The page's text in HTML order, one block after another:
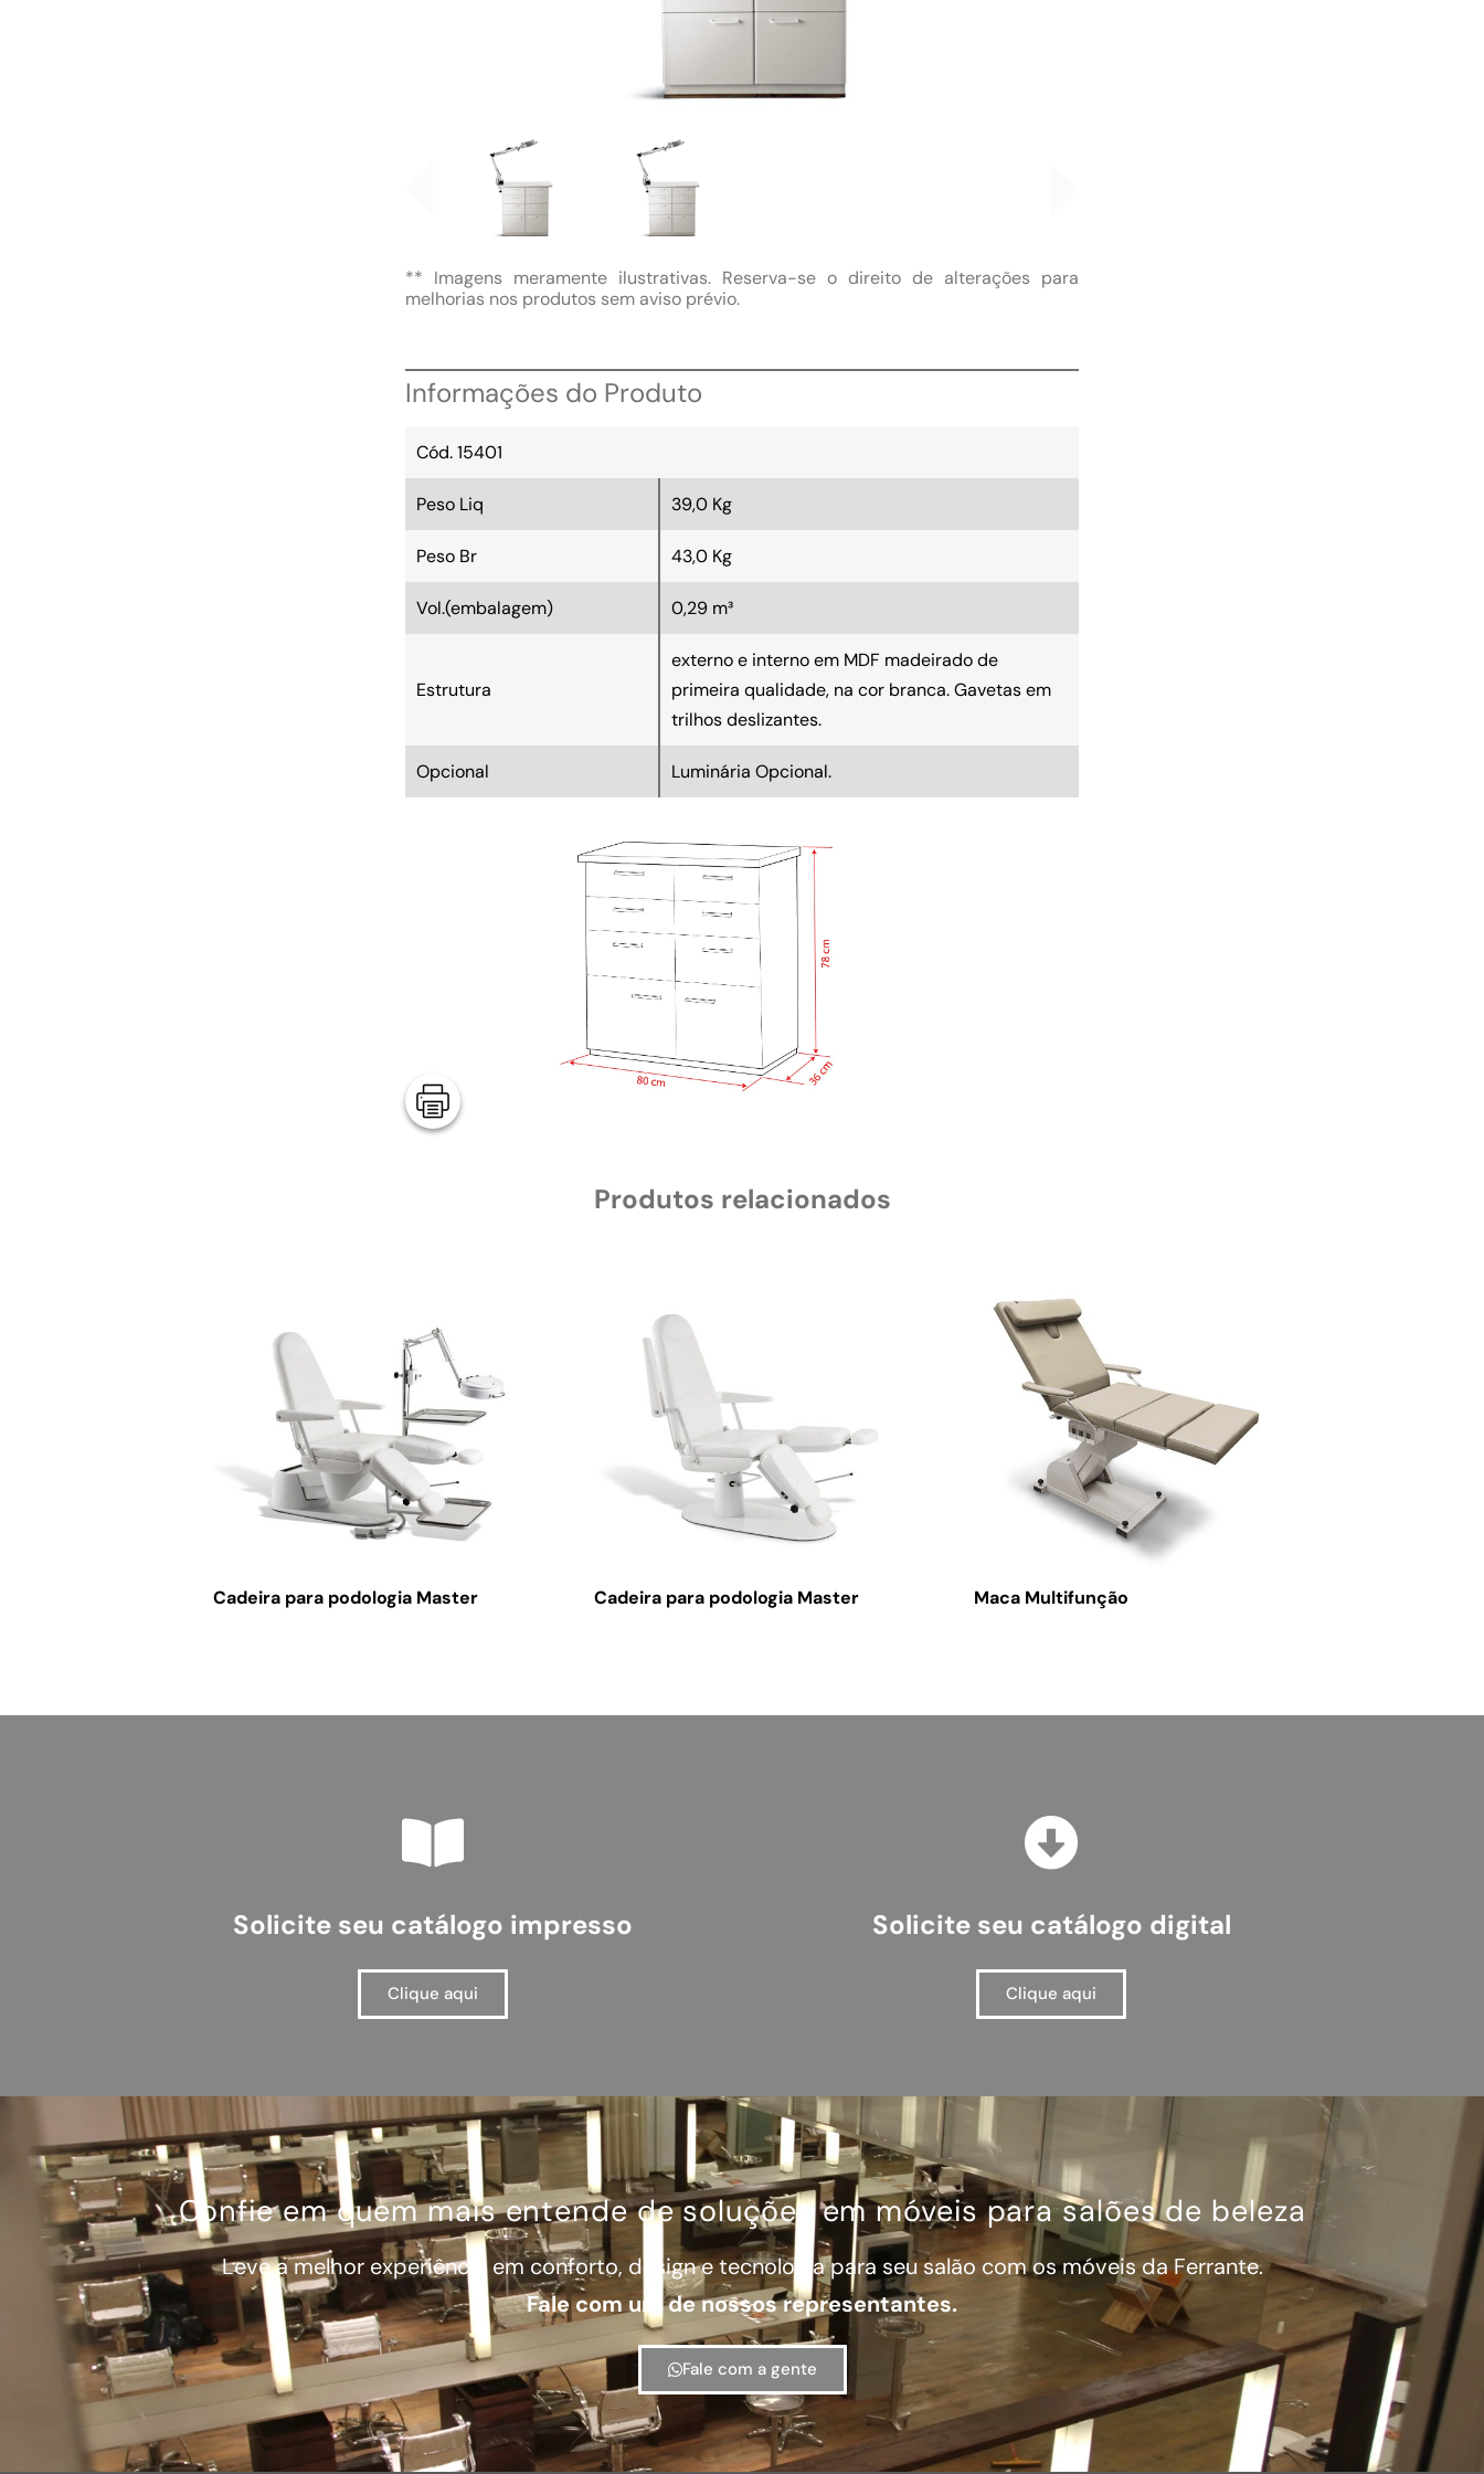
** Imagens meramente ilustrativas. Reserva-se o direito de alterações para
melhorias nos produtos sem aviso prévio.
Informações do Produto
Cód. 15401
Peso Liq 39,0 Kg
Peso Br 43,0 Kg
Vol.(embalagem) 0,29 m³
Estrutura
externo e interno em MDF madeirado de
primeira qualidade, na cor branca. Gavetas em
trilhos deslizantes.
Opcional Luminária Opcional.
Produtos relacionados
Cadeira para podologia Master Cadeira para podologia Master Maca Multifunção
Solicite seu catálogo impresso
Clique aqui
Solicite seu catálogo digital
Clique aqui
Confie em quem mais entende de soluções em móveis para salões de beleza
Leve a melhor experiência em conforto, design e tecnologia para seu salão com os móveis da Ferrante.
Fale com um de nossos representantes.
Fale com a gente